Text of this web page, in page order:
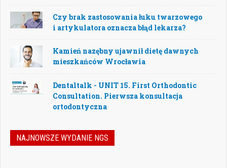
Czy brak zastosowania łuku twarzowego
i artykulatora oznacza błąd lekarza?
Kamień nazębny ujawnił dietę dawnych
mieszkańców Wrocławia
Dentaltalk - UNIT 15. First Orthodontic
Consultation. Pierwsza konsultacja
ortodontyczna
NAJNOWSZE WYDANIE NGS